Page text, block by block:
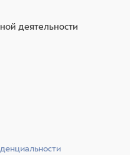
деятельности